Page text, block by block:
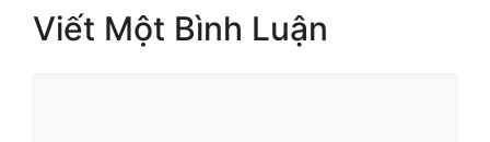
Viết Một Bình Luận